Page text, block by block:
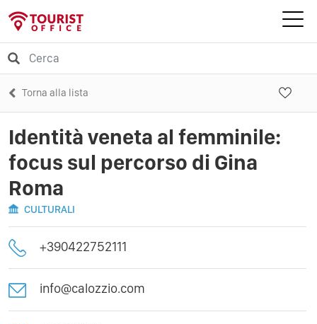
Torna alla lista
Identità veneta al femminile:
focus sul percorso di Gina
Roma
CULTURALI
+390422752111
info@calozzio.com